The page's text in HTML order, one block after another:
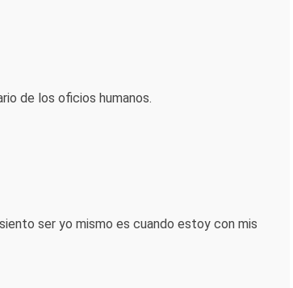
de los oficios humanos.
ser yo mismo es cuando estoy con mis